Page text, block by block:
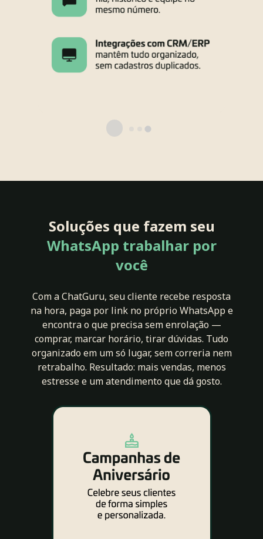
Soluções que fazem seu
WhatsApp trabalhar por
você
Com a ChatGuru, seu cliente recebe resposta
na hora, paga por link no próprio WhatsApp e
encontra o que precisa sem enrolação —
comprar, marcar horário, tirar dúvidas. Tudo
organizado em um só lugar, sem correria nem
retrabalho. Resultado: mais vendas, menos
estresse e um atendimento que dá gosto.